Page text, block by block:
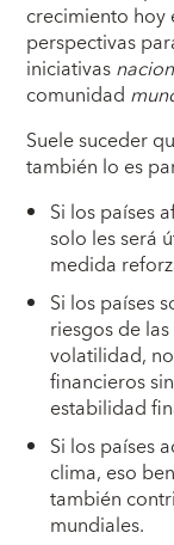
crecimiento hoy
perspectivas
iniciativas
comunidad
Suele suceder
también lo es
Si los países
solo les será
medida
Si los países
riesgos de
volatilidad,
financieros
estabilidad
Si los países
clima, eso
también
mundiales.